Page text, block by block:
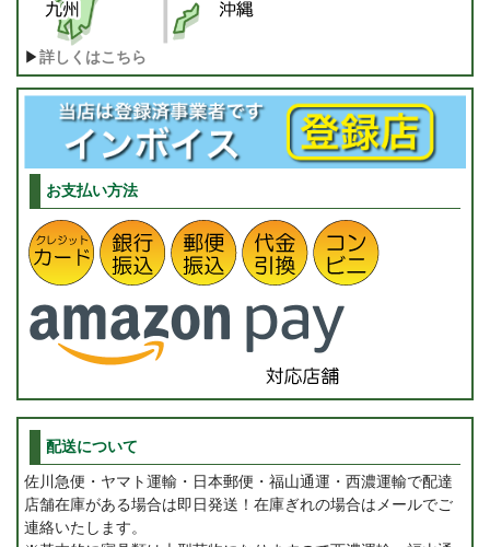
▶詳しくはこちら
お支払い方法
配送について
佐川急便・ヤマト運輸・日本郵便・福山通運・西濃運輸で配達
店舗在庫がある場合は即日発送！在庫ぎれの場合はメールでご
連絡いたします。